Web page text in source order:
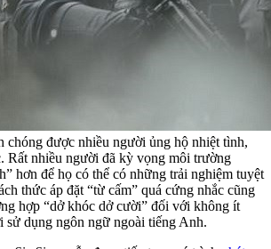
chóng được nhiều người ủng hộ nhiệt tình,
Rất nhiều người đã kỳ vọng môi trường
hơn để họ có thể có những trải nghiệm tuyệt
thức áp đặt “từ cấm” quá cứng nhắc cũng
hợp “dở khóc dở cười” đối với không ít
sử dụng ngôn ngữ ngoài tiếng Anh.